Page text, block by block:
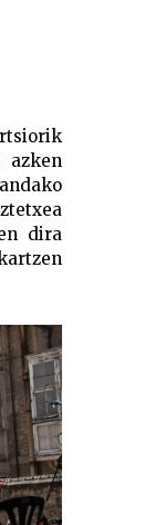
azken
dira